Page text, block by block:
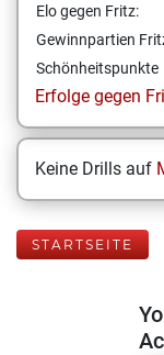
Elo gegen Fritz:
Gewinnpartien
Schönheitspunkte
Erfolge gegen
Keine Drills auf
STARTSEITE